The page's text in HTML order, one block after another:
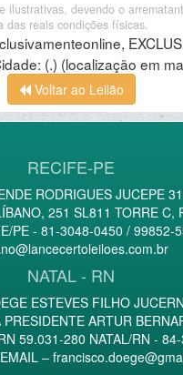
ilustrativas, devendo o
das reais condições físicas.
(.) (localização em
Voltar ao Leilão
RECIFE-PE
RODRIGUES JUCEPE
251 SL811 TORRE C,
PE - 81-3048-0450 / 99852-
NATAL - RN
ESTEVES FILHO
ARTUR
59.031-280 NATAL/RN -
–